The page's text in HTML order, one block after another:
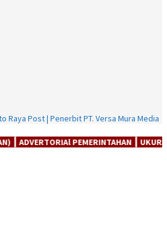
Raya Post | Penerbit PT. Versa Mura Media
PEMERINTAHAN ┃ UKURAN BANNER